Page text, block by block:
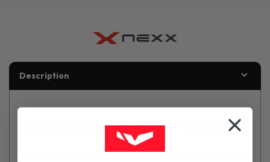
Description
Nexx Kit Cache Platines X.D1 - X.WED2
Kit cache platines pour votre casque intégral Nexx XD.1